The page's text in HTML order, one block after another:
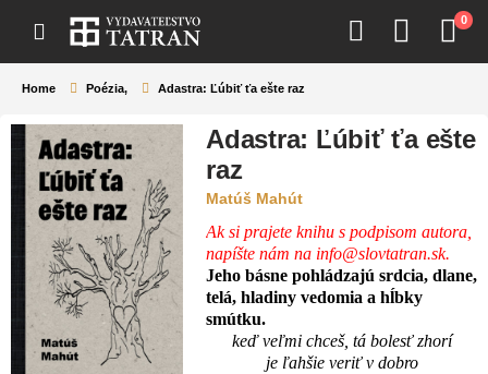
0
Home Poézia, Adastra: Ľúbiť ťa ešte raz
Adastra: Ľúbiť ťa ešte
raz
Matúš Mahút
Ak si prajete knihu s podpisom autora,
napíšte nám na info@slovtatran.sk.
Jeho básne pohládzajú srdcia, dlane,
telá, hladiny vedomia a hĺbky
smútku.
keď veľmi chceš, tá bolesť zhorí
je ľahšie veriť v dobro